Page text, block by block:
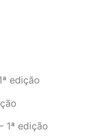
edição
1ª edição